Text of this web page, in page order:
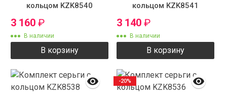
кольцом KZK8540
3 160 ₽
В наличии
В корзину
кольцом KZK8541
3 140 ₽
В наличии
В корзину
-20%